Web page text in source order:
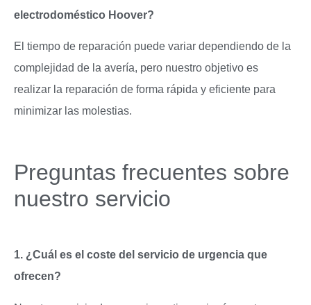
electrodoméstico Hoover?
El tiempo de reparación puede variar dependiendo de la
complejidad de la avería, pero nuestro objetivo es
realizar la reparación de forma rápida y eficiente para
minimizar las molestias.
Preguntas frecuentes sobre
nuestro servicio
1. ¿Cuál es el coste del servicio de urgencia que
ofrecen?